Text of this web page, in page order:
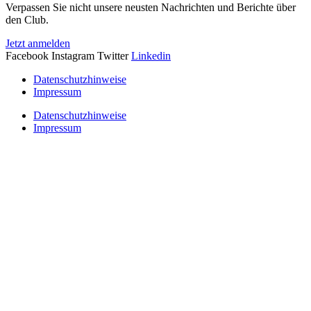
Verpassen Sie nicht unsere neusten Nachrichten und Berichte über
den Club.
Jetzt anmelden
Facebook Instagram Twitter Linkedin
Datenschutzhinweise
Impressum
Datenschutzhinweise
Impressum